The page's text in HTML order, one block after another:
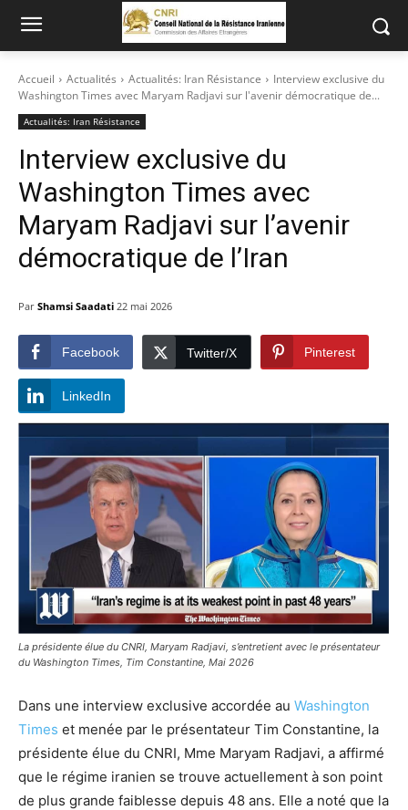
Accueil Actualités Actualités: Iran Résistance
Interview exclusive du
Washington Times avec Maryam Radjavi sur l'avenir démocratique de...
Actualités: Iran Résistance
Interview exclusive du
Washington Times avec
Maryam Radjavi sur l’avenir
démocratique de l’Iran
Par Shamsi Saadati 22 mai 2026
Facebook Twitter/X Pinterest
LinkedIn
La présidente élue du CNRI, Maryam Radjavi, s’entretient avec le présentateur
du Washington Times, Tim Constantine, Mai 2026
Dans une interview exclusive accordée au Washington
Times et menée par le présentateur Tim Constantine, la
présidente élue du CNRI, Mme Maryam Radjavi, a affirmé
que le régime iranien se trouve actuellement à son point
de plus grande faiblesse depuis 48 ans. Elle a noté que la